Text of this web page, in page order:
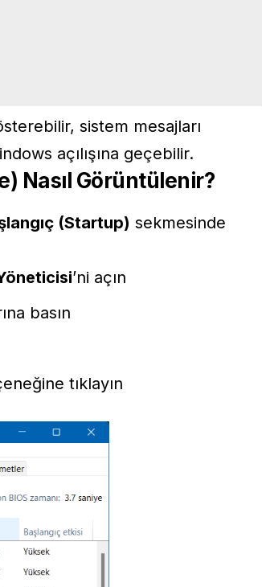
sistem mesajları
açılışına geçebilir.
Nasıl Görüntülenir?
(Startup) sekmesinde
’ni açın
basın
tıklayın